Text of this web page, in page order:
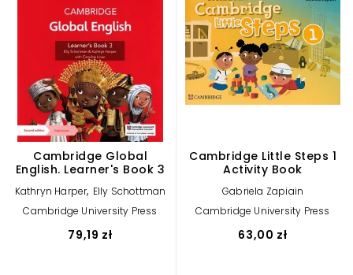
Cambridge Global
English. Learner's Book 3
Kathryn Harper, Elly Schottman
Cambridge University Press
79,19 zł
Cambridge Little Steps 1
Activity Book
Gabriela Zapiain
Cambridge University Press
63,00 zł